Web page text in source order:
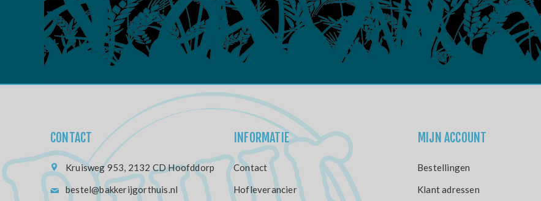
CONTACT
Kruisweg 953, 2132 CD Hoofddorp
bestel@bakkerijgorthuis.nl
INFORMATIE
Contact
Hofleverancier
MIJN ACCOUNT
Bestellingen
Klant adressen